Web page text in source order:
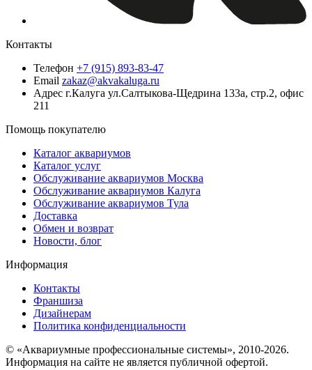
Контакты
Телефон +7 (915) 893-83-47
Email zakaz@akvakaluga.ru
Адрес г.Калуга ул.Салтыкова-Щедрина 133а, стр.2, офис
211
Помощь покупателю
Каталог аквариумов
Каталог услуг
Обслуживание аквариумов Москва
Обслуживание аквариумов Калуга
Обслуживание аквариумов Тула
Доставка
Обмен и возврат
Новости, блог
Информация
Контакты
Франшиза
Дизайнерам
Политика конфиденциальности
© «Аквариумные профессиональные системы», 2010-2026.
Информация на сайте не является публичной офертой.